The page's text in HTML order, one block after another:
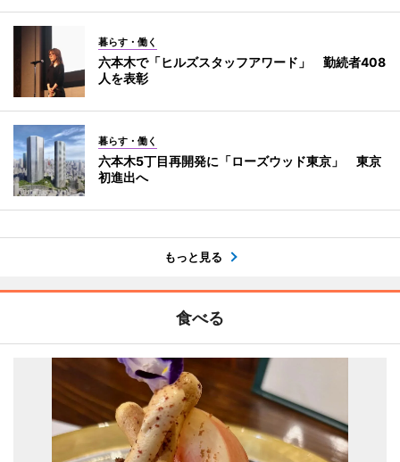
暮らす・働く
六本木で「ヒルズスタッフアワード」 勤続者408
人を表彰
暮らす・働く
六本木5丁目再開発に「ローズウッド東京」 東京
初進出へ
もっと見る
食べる